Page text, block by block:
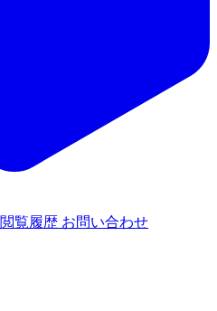
閲覧履歴 お問い合わせ